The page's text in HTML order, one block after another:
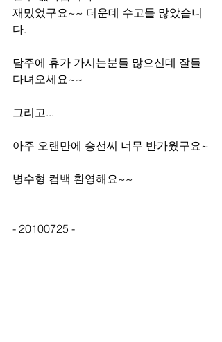
재밌었구요~~ 더운데 수고들 많았습니
다.
담주에 휴가 가시는분들 많으신데 잘들
다녀오세요~~
그리고...
아주 오랜만에 승선씨 너무 반가웠구요~
병수형 컴백 환영해요~~
- 20100725 -